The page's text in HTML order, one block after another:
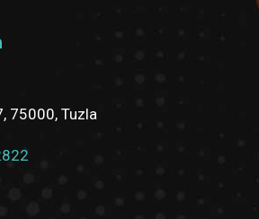
75000, Tuzla